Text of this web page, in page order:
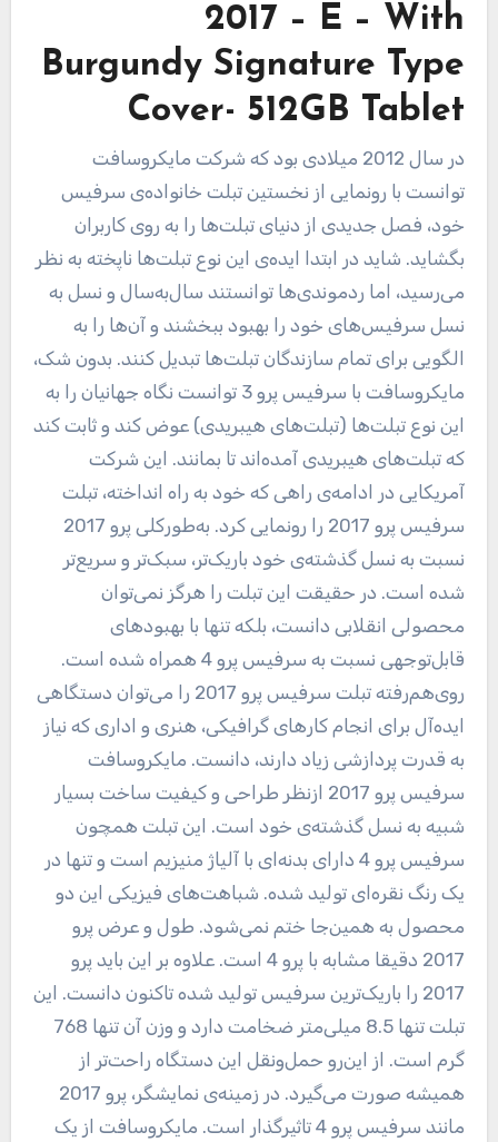
2017 – E – With
Burgundy Signature Type
Cover- 512GB Tablet
در سال 2012 میلادی بود که شرکت مایکروسافت
توانست با رونمایی از نخستین تبلت خانواده‌ی سرفیس
خود، فصل جدیدی از دنیای تبلت‌ها را به روی کاربران
بگشاید. شاید در ابتدا ایده‌ی این نوع تبلت‌ها ناپخته به نظر
می‌رسید، اما ردموندی‌ها توانستند سال‌به‌سال و نسل به
نسل سرفیس‌های خود را بهبود ببخشند و آن‌ها را به
الگویی برای تمام سازندگان تبلت‌ها تبدیل کنند. بدون شک،
مایکروسافت با سرفیس پرو 3 توانست نگاه جهانیان را به
این نوع تبلت‌ها (تبلت‌های هیبریدی) عوض کند و ثابت کند
که تبلت‌های هیبریدی آمده‌اند تا بمانند. این شرکت
آمریکایی در ادامه‌ی راهی که خود به راه انداخته، تبلت
سرفیس پرو 2017 را رونمایی کرد. به‌طورکلی پرو 2017
نسبت به نسل گذشته‌ی خود باریک‌تر، سبک‌تر و سریع‌تر
شده است. در حقیقت این تبلت را هرگز نمی‌توان
محصولی انقلابی دانست، بلکه تنها با بهبودهای
قابل‌توجهی نسبت به سرفیس پرو 4 همراه شده است.
روی‌هم‌رفته تبلت سرفیس پرو 2017 را می‌توان دستگاهی
ایده‌آل برای انجام کارهای گرافیکی، هنری و اداری که نیاز
به قدرت پردازشی زیاد دارند، دانست. مایکروسافت
سرفیس پرو 2017 ازنظر طراحی و کیفیت ساخت بسیار
شبیه به نسل گذشته‌ی خود است. این تبلت همچون
سرفیس پرو 4 دارای بدنه‌ای با آلیاژ منیزیم است و تنها در
یک رنگ نقره‌ای تولید شده. شباهت‌های فیزیکی این دو
محصول به همین‌جا ختم نمی‌شود. طول و عرض پرو
2017 دقیقا مشابه با پرو 4 است. علاوه بر این باید پرو
2017 را باریک‌ترین سرفیس تولید شده تاکنون دانست. این
تبلت تنها 8.5 میلی‌متر ضخامت دارد و وزن آن تنها 768
گرم است. از این‌رو حمل‌ونقل این دستگاه راحت‌تر از
همیشه صورت می‌گیرد. در زمینه‌ی نمایشگر، پرو 2017
مانند سرفیس پرو 4 تاثیرگذار است. مایکروسافت از یک